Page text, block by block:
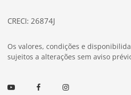
CRECI: 26874J
Os valores, condições e
sujeitos a alterações sem aviso
Youtube FacebookInstagram